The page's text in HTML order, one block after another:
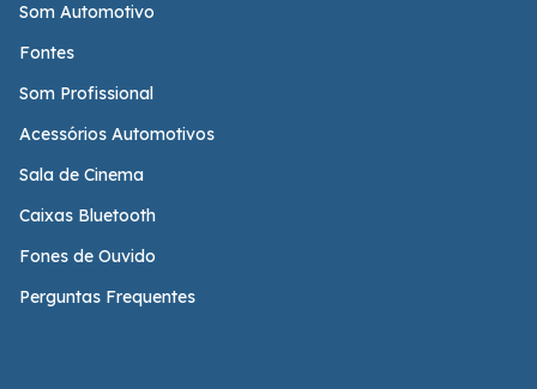
Som Automotivo
Fontes
Som Profissional
Acessórios Automotivos
Sala de Cinema
Caixas Bluetooth
Fones de Ouvido
Perguntas Frequentes